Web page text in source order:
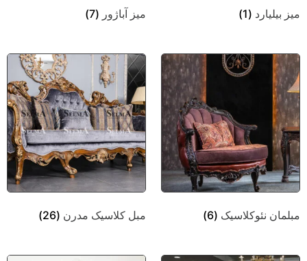
میز بیلیارد (1) میز آباژور (7)
مبلمان نئوکلاسیک (6) مبل کلاسیک مدرن (26)